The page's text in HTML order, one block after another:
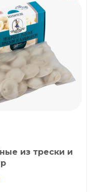
из трески и